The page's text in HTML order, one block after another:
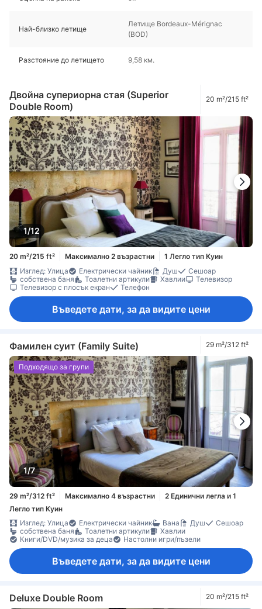
Най-близко летище
Летище Bordeaux-Mérignac
(BOD)
Разстояние до летището 9,58 км.
Двойна супериорна стая (Superior
Double Room)
20 m²/215 ft²
1/12
20 m²/215 ft² Максимално 2 възрастни
1 Легло тип Куин
Изглед: Улица
Електрически чайник Душ
Сешоар
собствена баня
Тоалетни артикули Хавлии
Телевизор
Телевизор с плосък екран
Телефон
Въведете дати, за да видите цени
Фамилен суит (Family Suite) 29 m²/312 ft²
1/7
Подходящо за групи
29 m²/312 ft² Максимално 4 възрастни
2 Единични легла и 1
Легло тип Куин
Изглед: Улица
Електрически чайник Вана Душ
Сешоар
собствена баня
Тоалетни артикули
Хавлии
Книги/DVD/музика за деца
Настолни игри/пъзели
Въведете дати, за да видите цени
Deluxe Double Room 20 m²/215 ft²